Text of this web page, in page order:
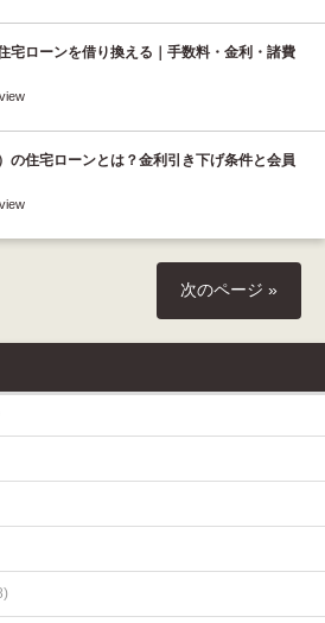
宅ローンを借り換える｜手数料・金利・諸費
の住宅ローンとは？金利引き下げ条件と会員
次のページ »